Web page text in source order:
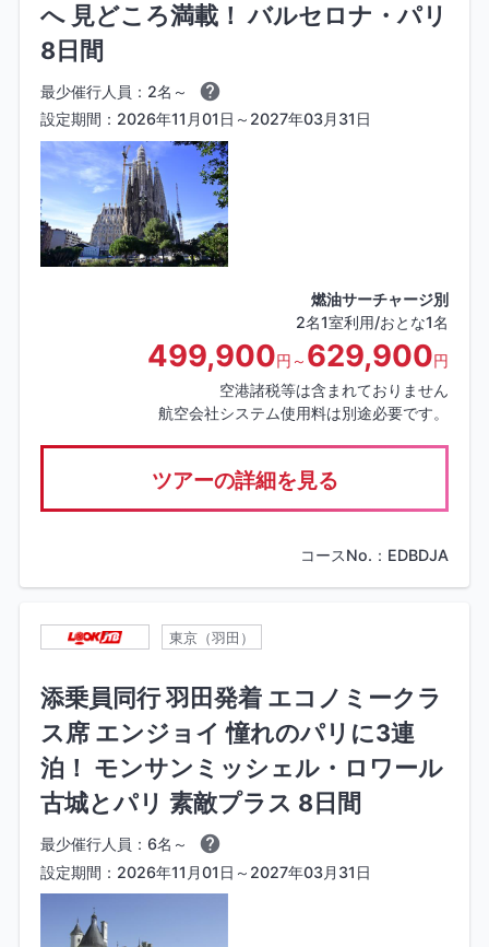
へ 見どころ満載！ バルセロナ・パリ
8日間
最少催行人員：2名～
設定期間：2026年11月01日～2027年03月31日
燃油サーチャージ別
2名1室利用/おとな1名
499,900円～ 629,900円
空港諸税等は含まれておりません
航空会社システム使用料は別途必要です。
ツアーの詳細を見る
コースNo.：EDBDJA
東京（羽田）
添乗員同行 羽田発着 エコノミークラ
ス席 エンジョイ 憧れのパリに3連
泊！ モンサンミッシェル・ロワール
古城とパリ 素敵プラス 8日間
最少催行人員：6名～
設定期間：2026年11月01日～2027年03月31日